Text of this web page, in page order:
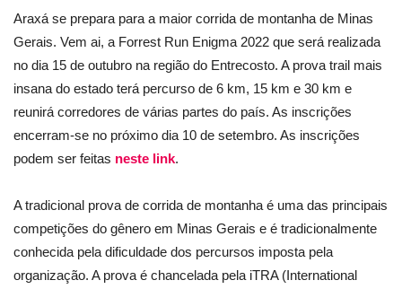
Araxá se prepara para a maior corrida de montanha de Minas
Gerais. Vem ai, a Forrest Run Enigma 2022 que será realizada
no dia 15 de outubro na região do Entrecosto. A prova trail mais
insana do estado terá percurso de 6 km, 15 km e 30 km e
reunirá corredores de várias partes do país. As inscrições
encerram-se no próximo dia 10 de setembro. As inscrições
podem ser feitas neste link.
A tradicional prova de corrida de montanha é uma das principais
competições do gênero em Minas Gerais e é tradicionalmente
conhecida pela dificuldade dos percursos imposta pela
organização. A prova é chancelada pela iTRA (International